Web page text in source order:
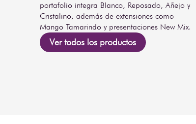
portafolio integra Blanco, Reposado, Añejo y
Cristalino, además de extensiones como
Mango Tamarindo y presentaciones New Mix.
Ver todos los productos